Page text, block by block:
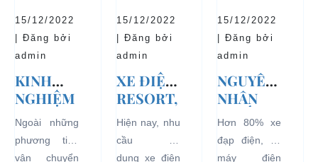
những ưu...
TẠI CÁC
KHU VỰC
HẠN
CHẾ
chạy bằng
điện...
15/12/2022
| Đăng bởi
admin
KINH
NGHIỆM
THUÊ XE
ĐIỆN DU
LỊCH
Ngoài những
phương tiện
vận chuyển
15/12/2022
| Đăng bởi
admin
XE ĐIỆN
RESORT,
TRÀO
LƯU MỚI
CHO
Hiện nay, nhu
cầu sử
dụng xe điện
15/12/2022
| Đăng bởi
admin
NGUYÊN
NHÂN
KHIẾN
ẮC QUY
XE ĐẠP
Hơn 80% xe
đạp điện, xe
máy điện